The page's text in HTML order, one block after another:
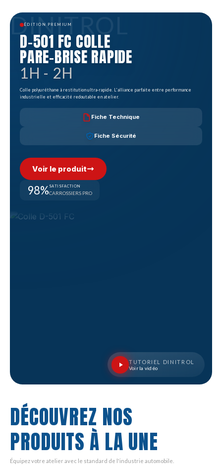
DINITROL
TUTORIEL DINITROL
Voir la vidéo
ÉDITION PREMIUM
D-501 FC COLLE
PARE-BRISE RAPIDE
1H - 2H
Colle polyuréthane à restitution ultra-rapide. L'alliance parfaite entre performance
industrielle et efficacité redoutable en atelier.
Fiche Technique
Fiche Sécurité
Voir le produit
98% SATISFACTION
CARROSSIERS PRO
DÉCOUVREZ NOS
PRODUITS À LA UNE
Équipez votre atelier avec le standard de l'industrie automobile.